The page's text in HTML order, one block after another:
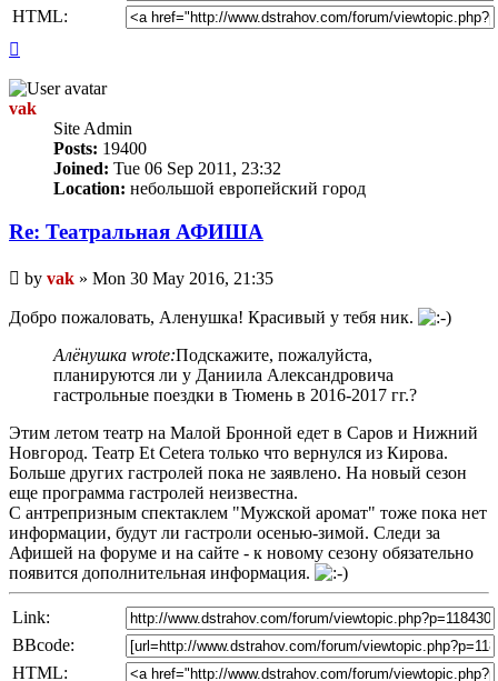
HTML:
vak
Site Admin
Posts: 19400
Joined: Tue 06 Sep 2011, 23:32
Location: небольшой европейский город
Re: Театральная АФИША
Unread
post
by vak » Mon 30 May 2016, 21:35
Добро пожаловать, Аленушка! Красивый у тебя ник.
Алёнушка wrote:Подскажите, пожалуйста,
планируются ли у Даниила Александровича
гастрольные поездки в Тюмень в 2016-2017 гг.?
Этим летом театр на Малой Бронной едет в Саров и Нижний
Новгород. Театр Et Cetera только что вернулся из Кирова.
Больше других гастролей пока не заявлено. На новый сезон
еще программа гастролей неизвестна.
С антрепризным спектаклем "Мужской аромат" тоже пока нет
информации, будут ли гастроли осенью-зимой. Следи за
Афишей на форуме и на сайте - к новому сезону обязательно
появится дополнительная информация.
Link:
BBcode:
HTML: